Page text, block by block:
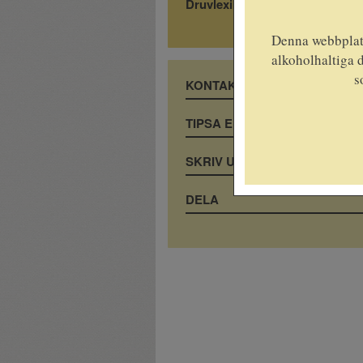
Druvlexikon
KONTAKTA OSS
TIPSA EN VÄN
SKRIV UT
DELA
Denna
alkoholhaltiga